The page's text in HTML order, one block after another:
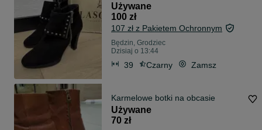
Używane
100 zł
107 zł z Pakietem Ochronnym
Będzin, Grodziec
Dzisiaj o 13:44
39 Czarny Zamsz
Karmelowe botki na obcasie
Używane
70 zł